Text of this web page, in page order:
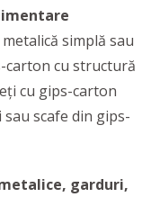
simplă sau
cu structură
cu gips-carton
scafe din gips-
garduri,